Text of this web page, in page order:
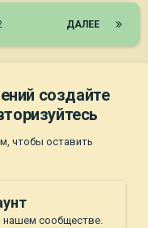
ДАЛЕЕ
создайте
чтобы оставить
нашем сообществе.